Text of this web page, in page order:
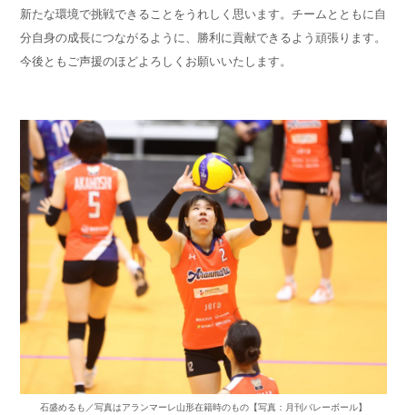
新たな環境で挑戦できることをうれしく思います。チームとともに自
分自身の成長につながるように、勝利に貢献できるよう頑張ります。
今後ともご声援のほどよろしくお願いいたします。
石盛めるも／写真はアランマーレ山形在籍時のもの【写真：月刊バレーボール】